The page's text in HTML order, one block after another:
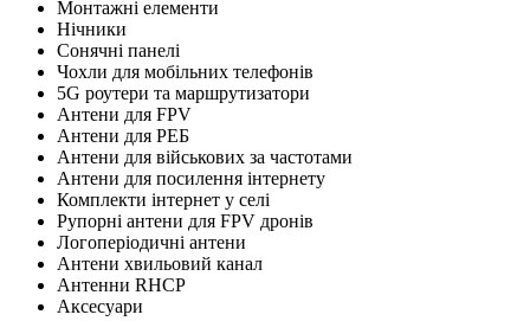
Монтажні елементи
Нічники
Сонячні панелі
Чохли для мобільних телефонів
5G роутери та маршрутизатори
Антени для FPV
Антени для РЕБ
Антени для військових за частотами
Антени для посилення інтернету
Комплекти інтернет у селі
Рупорні антени для FPV дронів
Логоперіодичні антени
Антени хвильовий канал
Антенни RHCP
Аксесуари